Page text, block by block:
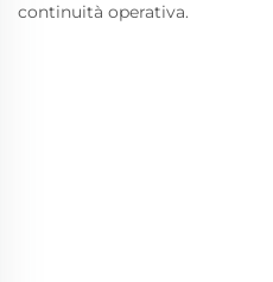
continuità operativa.